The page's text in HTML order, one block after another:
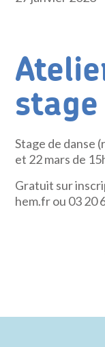
Stage de danse
et 22 mars de
Gratuit sur
hem.fr ou 03 20